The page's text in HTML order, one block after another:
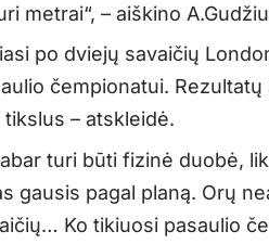
metrai“, – aiškino
po dviejų savaičių
čempionatui.
– atskleidė.
turi būti fizinė duobė,
gausis pagal planą. Orų
Ko tikiuosi pasaulio